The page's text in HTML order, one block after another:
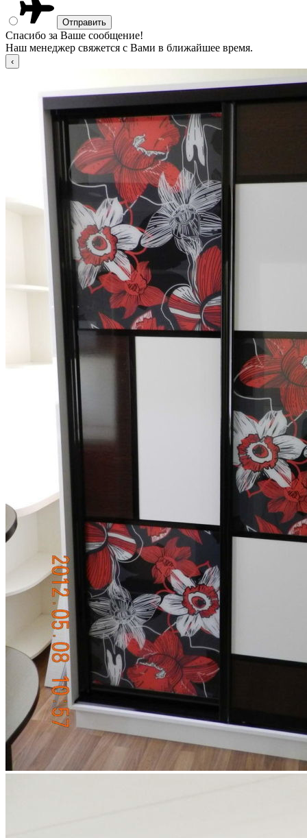
Спасибо за Ваше сообщение!
Наш менеджер свяжется с Вами в ближайшее время.